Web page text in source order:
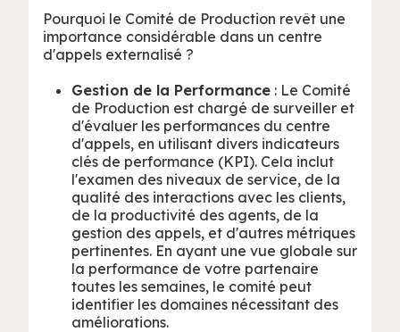
Pourquoi le Comité de Production revêt une
importance considérable dans un centre
d'appels externalisé ?
Gestion de la Performance : Le Comité
de Production est chargé de surveiller et
d'évaluer les performances du centre
d'appels, en utilisant divers indicateurs
clés de performance (KPI). Cela inclut
l'examen des niveaux de service, de la
qualité des interactions avec les clients,
de la productivité des agents, de la
gestion des appels, et d'autres métriques
pertinentes. En ayant une vue globale sur
la performance de votre partenaire
toutes les semaines, le comité peut
identifier les domaines nécessitant des
améliorations.